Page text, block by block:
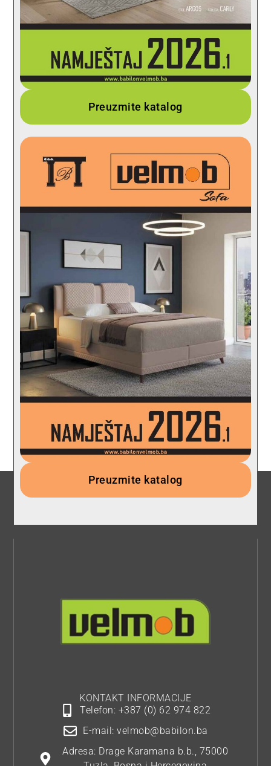
Preuzmite katalog
Preuzmite katalog
KONTAKT INFORMACIJE
Telefon: +387 (0) 62 974 822
E-mail: velmob@babilon.ba
Adresa: Drage Karamana b.b., 75000